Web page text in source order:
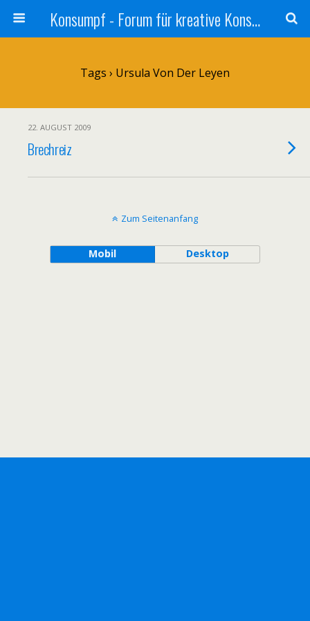
Konsumpf - Forum für kreative Konsumkritik - Culture Jamming, Nachhaltigkeit, Konzernkritik, Adbusting
Tags › Ursula Von Der Leyen
22. AUGUST 2009
Brechreiz
Zum Seitenanfang
Mobil Desktop